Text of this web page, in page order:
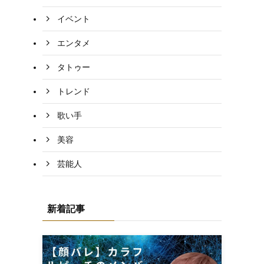
イベント
エンタメ
タトゥー
トレンド
歌い手
美容
芸能人
新着記事